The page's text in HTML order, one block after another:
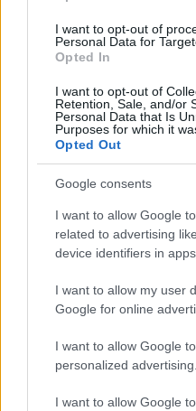
I want to opt-out of
Personal Data for
Opted In
I want to opt-out of
Retention, Sale, and/or
Personal Data that Is
Purposes for which it
Opted Out
Google consents
I want to allow Google
related to advertising
device identifiers in apps.
I want to allow my user
Google for online
I want to allow Google
personalized advertising.
I want to allow Google
InterCity
Öreg tuják
sarkaiból
"VEB Fabrik"
Ikarus?